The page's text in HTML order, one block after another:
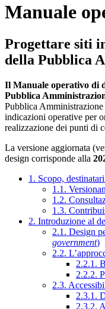
Manuale
Progettare siti
della Pubblica
Il Manuale operativo di
Pubblica
Pubblica
indicazioni operative per
realizzazione dei punti di
La versione aggiornata
design corrisponde alla
1. Scopo,
1.1.
1.2.
1.3.
2. Introduzione al
2.1. Design
government)
2.2.
2.2.1.
2.2.2.
2.3.
2.3.1.
2.3.2.